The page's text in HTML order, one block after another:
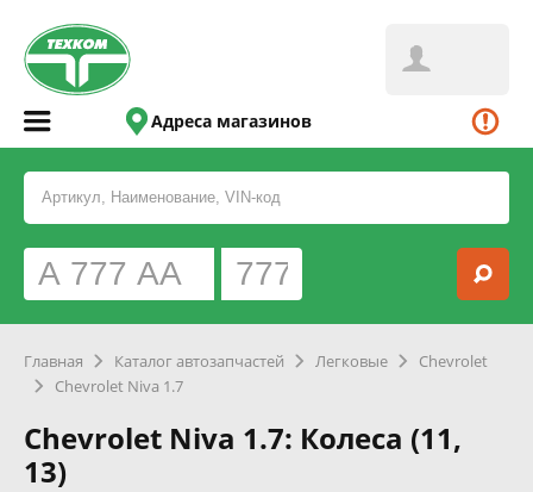
Адреса магазинов
Главная Каталог автозапчастей Легковые
Chevrolet
Chevrolet Niva 1.7
Chevrolet Niva 1.7: Колеса (11,
13)